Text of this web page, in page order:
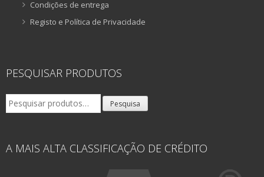
Condições de entrega
Registo e Política de Privacidade
PESQUISAR PRODUTOS
Pesquisar
por:
Pesquisa
A MAIS ALTA CLASSIFICAÇÃO DE CRÉDITO